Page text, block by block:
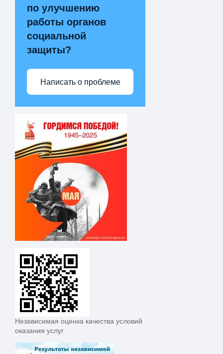
по улучшению
работы органов
социальной
защиты?
Написать о проблеме
Независимая оценка качества условий
оказания услуг